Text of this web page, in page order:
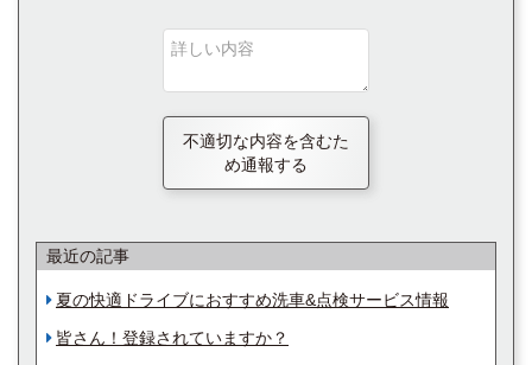
不適切な内容を含むた
め通報する
最近の記事
夏の快適ドライブにおすすめ洗車&点検サービス情報
皆さん！登録されていますか？